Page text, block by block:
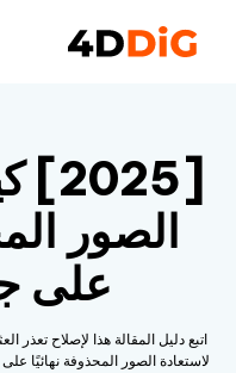
الصور
على
اتبع دليل المقالة هذا لإصلاح